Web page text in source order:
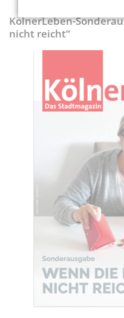
KölnerLeben-
nicht reicht“